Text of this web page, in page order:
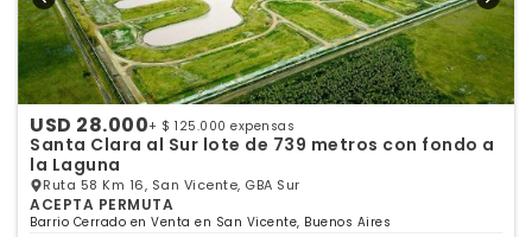
USD 28.000+ $ 125.000 expensas
Santa Clara al Sur lote de 739 metros con fondo a
la Laguna
Ruta 58 Km 16, San Vicente, GBA Sur
ACEPTA PERMUTA
Barrio Cerrado en Venta en San Vicente, Buenos Aires